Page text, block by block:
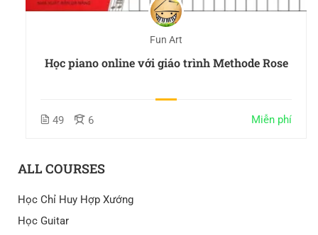
Fun Art
Học piano online với giáo trình Methode Rose
49 6 Miễn phí
ALL COURSES
Học Chỉ Huy Hợp Xướng
Học Guitar